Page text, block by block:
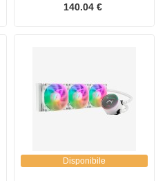
140.04 €
Disponibile